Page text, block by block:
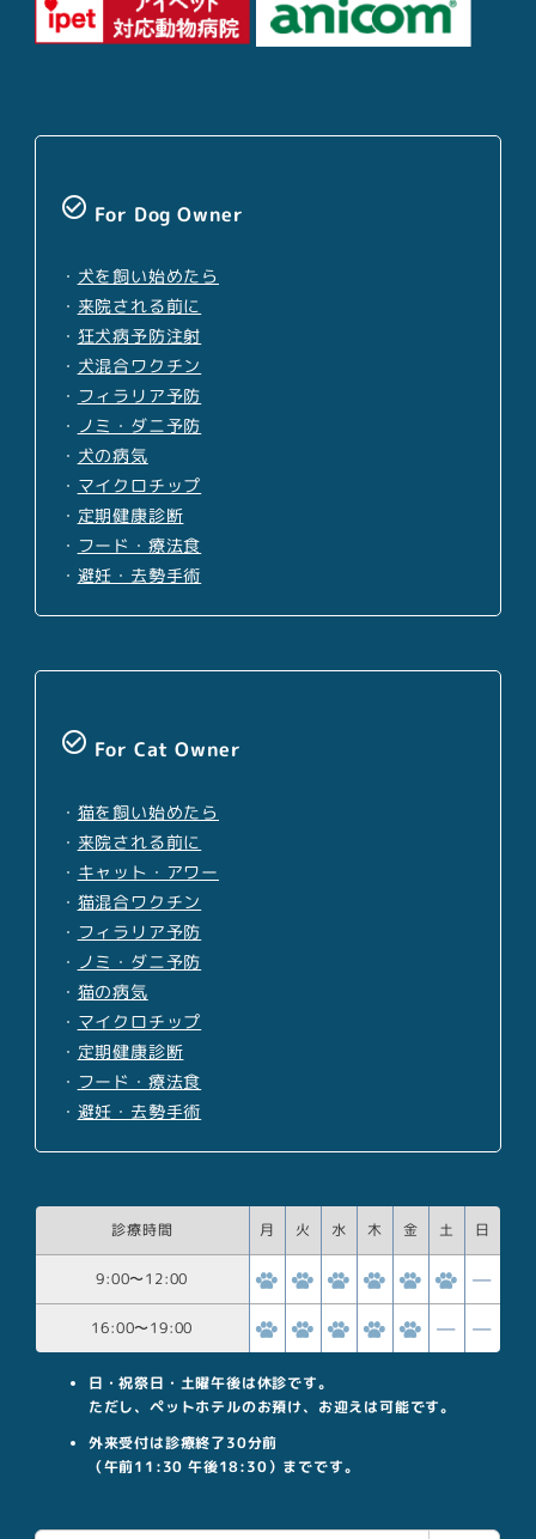
check_circle_outline For Dog Owner
・ 犬を飼い始めたら
・ 来院される前に
・ 狂犬病予防注射
・ 犬混合ワクチン
・ フィラリア予防
・ ノミ・ダニ予防
・ 犬の病気
・ マイクロチップ
・ 定期健康診断
・ フード・療法食
・ 避妊・去勢手術
check_circle_outline For Cat Owner
・ 猫を飼い始めたら
・ 来院される前に
・ キャット・アワー
・ 猫混合ワクチン
・ フィラリア予防
・ ノミ・ダニ予防
・ 猫の病気
・ マイクロチップ
・ 定期健康診断
・ フード・療法食
・ 避妊・去勢手術
診療時間 月 火 水 木 金 土 日
9:00〜12:00
16:00〜19:00
日・祝祭日・土曜午後は休診です。
ただし、ペットホテルのお預け、お迎えは可能です。
外来受付は診療終了30分前
（午前11:30 午後18:30）までです。